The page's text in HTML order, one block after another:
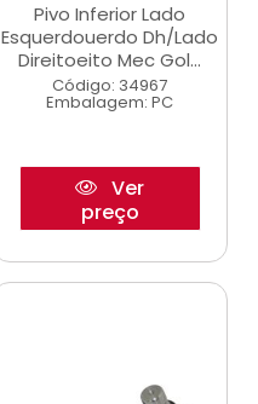
Pivo Inferior Lado
Esquerdouerdo Dh/Lado
Direitoeito Mec Gol...
Código: 34967
Embalagem: PC
Ver
preço